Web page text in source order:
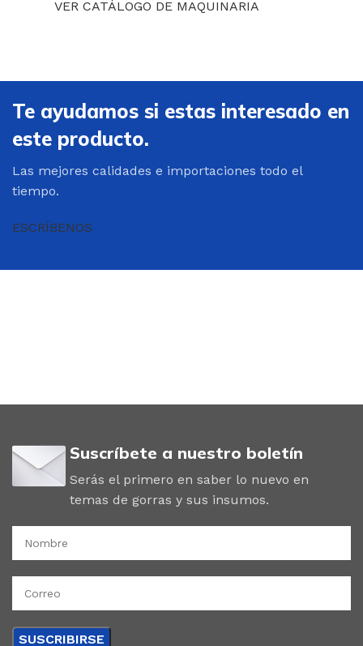
VER CATÁLOGO DE MAQUINARIA
Te ayudamos si estas interesado en
este producto.
Las mejores calidades e importaciones todo el
tiempo.
ESCRÍBENOS
Suscríbete a nuestro boletín
Serás el primero en saber lo nuevo en
temas de gorras y sus insumos.